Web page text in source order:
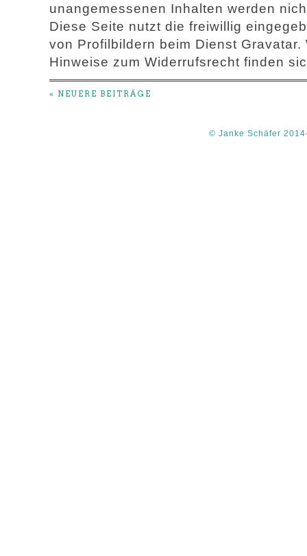
unangemessenen Inhalten werden
Diese Seite nutzt die freiwillig
von Profilbildern beim Dienst
Hinweise zum Widerrufsrecht finden
« NEUERE BEITRÄGE
© Janke Schäfer